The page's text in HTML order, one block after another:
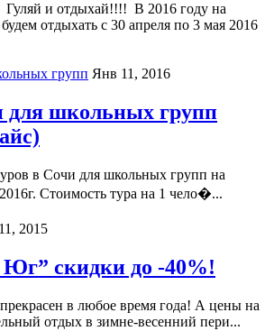
и отдыхай!!!! В 2016 году на
отдыхать с 30 апреля по 3 мая 2016
групп Янв 11, 2016
для школьных групп
в Сочи для школьных групп на
Стоимость тура на 1 чело�...
2015
скидки до -40%!
в любое время года! А цены на
отдых в зимне-весенний пери...